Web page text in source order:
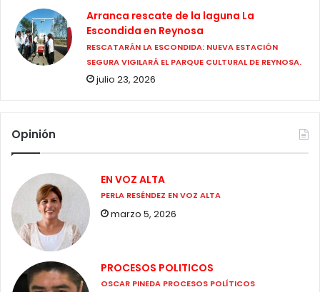
Arranca rescate de la laguna La
Escondida en Reynosa
RESCATARÁN LA ESCONDIDA: NUEVA ESTACIÓN
SEGURA VIGILARÁ EL PARQUE CULTURAL DE REYNOSA.
julio 23, 2026
Opinión
EN VOZ ALTA
PERLA RESÉNDEZ EN VOZ ALTA
marzo 5, 2026
PROCESOS POLITICOS
OSCAR PINEDA PROCESOS POLÍTICOS